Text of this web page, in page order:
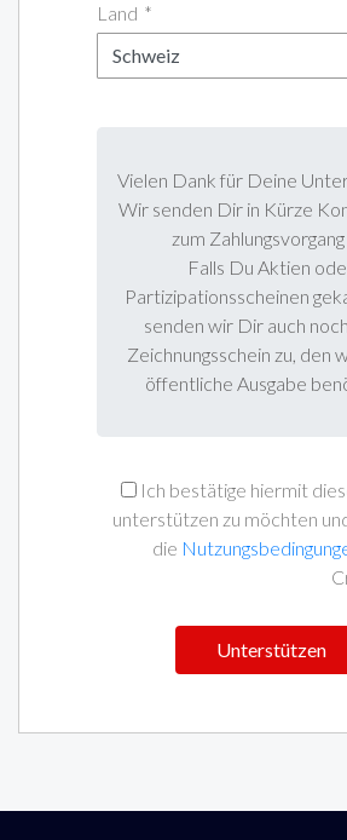
*
Land
Vielen Dank für Deine
Wir senden Dir in Kürze
zum Zahlungsvorgang
Falls Du Aktien
Partizipationsscheinen
senden wir Dir auch
Zeichnungsschein zu, den
öffentliche Ausgabe
Ich bestätige hiermit
unterstützen zu möchten
die